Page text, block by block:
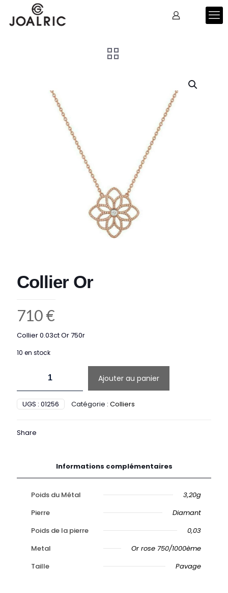
Collier Or
710€
Collier 0.03ct Or 750r
10 en stock
Collier
Or
Ajouter au panier
UGS : 01256 Catégorie : Colliers
Share
Informations complémentaires
Poids du Métal
3,20g
Pierre
Diamant
Poids de la pierre
0,03
Metal
Or rose 750/1000ème
Taille
Pavage